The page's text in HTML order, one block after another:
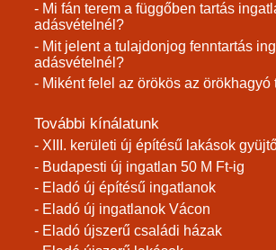
- Mi fán terem a függőben tartás
adásvételnél?
- Mit jelent a tulajdonjog fenntartás
adásvételnél?
- Miként felel az örökös az örökhagyó
További kínálatunk
- XIII. kerületi új építésű lakások
- Budapesti új ingatlan 50 M Ft-ig
- Eladó új építésű ingatlanok
- Eladó új ingatlanok Vácon
- Eladó újszerű családi házak